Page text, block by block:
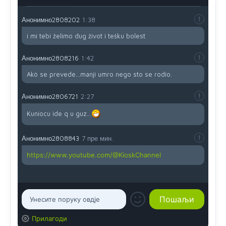
Анонимно2808202 1:38
i mi tebi želimo dug život i tešku bolest
Анонимно2808216 1:42
Akò se prevede...manji umro nego sto se rodio.
Анонимно2806721 2:27
Kuniocu ide q u guz...
Анонимно2808843 7 пре мин.
https://www.youtube.com/@KioskChannel
Прилагоди